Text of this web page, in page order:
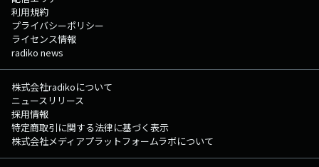
利用規約
プライバシーポリシー
ライセンス情報
radiko news
株式会社radikoについて
ニュースリリース
採用情報
特定商取引に関する法律に基づく表示
株式会社メディアプラットフォームラボについて